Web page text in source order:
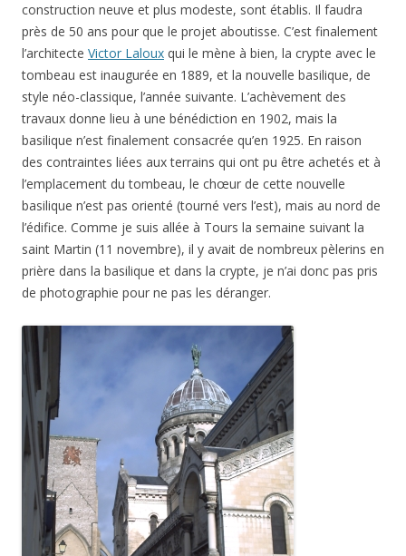
construction neuve et plus modeste, sont établis. Il faudra
près de 50 ans pour que le projet aboutisse. C’est finalement
l’architecte Victor Laloux qui le mène à bien, la crypte avec le
tombeau est inaugurée en 1889, et la nouvelle basilique, de
style néo-classique, l’année suivante. L’achèvement des
travaux donne lieu à une bénédiction en 1902, mais la
basilique n’est finalement consacrée qu’en 1925. En raison
des contraintes liées aux terrains qui ont pu être achetés et à
l’emplacement du tombeau, le chœur de cette nouvelle
basilique n’est pas orienté (tourné vers l’est), mais au nord de
l’édifice. Comme je suis allée à Tours la semaine suivant la
saint Martin (11 novembre), il y avait de nombreux pèlerins en
prière dans la basilique et dans la crypte, je n’ai donc pas pris
de photographie pour ne pas les déranger.